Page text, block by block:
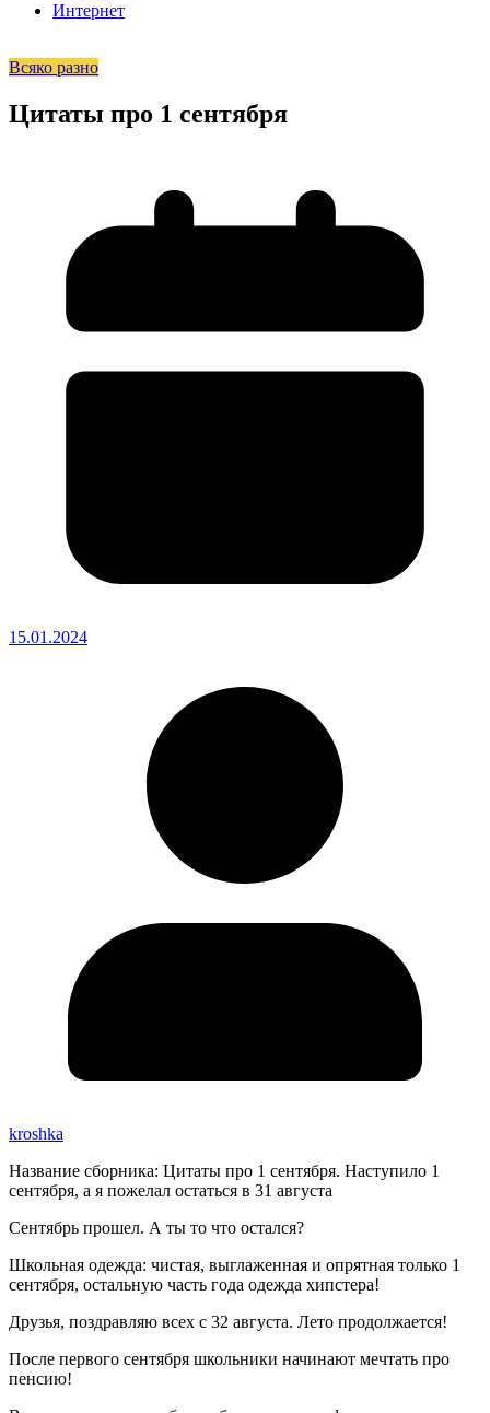
Интернет
Всяко разно
Цитаты про 1 сентября
15.01.2024
kroshka
Название сборника: Цитаты про 1 сентября. Наступило 1
сентября, а я пожелал остаться в 31 августа
Сентябрь прошел. А ты то что остался?
Школьная одежда: чистая, выглаженная и опрятная только 1
сентября, остальную часть года одежда хипстера!
Друзья, поздравляю всех с 32 августа. Лето продолжается!
После первого сентября школьники начинают мечтать про
пенсию!